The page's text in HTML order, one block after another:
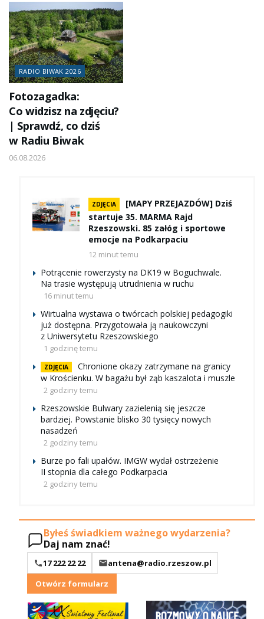
RADIO BIWAK 2026
Fotozagadka:
Co widzisz na zdjęciu?
| Sprawdź, co dziś
w Radiu Biwak
06.08.2026
ZDJĘCIA
[MAPY PRZEJAZDÓW] Dziś
startuje 35. MARMA Rajd
Rzeszowski. 85 załóg i sportowe
emocje na Podkarpaciu
12 minut temu
Potrącenie rowerzysty na DK19 w Boguchwale.
Na trasie występują utrudnienia w ruchu
16 minut temu
Wirtualna wystawa o twórcach polskiej pedagogiki
już dostępna. Przygotowała ją naukowczyni
z Uniwersytetu Rzeszowskiego
1 godzinę temu
ZDJĘCIA
Chronione okazy zatrzymane na granicy
w Krościenku. W bagażu był ząb kaszalota i muszle
2 godziny temu
Rzeszowskie Bulwary zazielenią się jeszcze
bardziej. Powstanie blisko 30 tysięcy nowych
nasadzeń
2 godziny temu
Burze po fali upałów. IMGW wydał ostrzeżenie
II stopnia dla całego Podkarpacia
2 godziny temu
Byłeś świadkiem ważnego wydarzenia?
Daj nam znać!
17 222 22 22
antena@radio.rzeszow.pl
Otwórz formularz